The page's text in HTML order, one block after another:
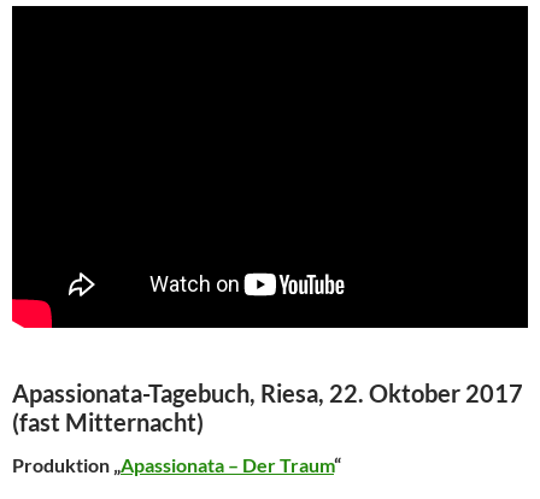
Apassionata-Tagebuch, Riesa, 22. Oktober 2017
(fast Mitternacht)
Produktion „ Apassionata – Der Traum“